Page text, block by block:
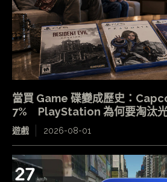
當買 Game 碟變成歷史：
7% PlayStation 為何要淘汰光
遊戲 2026-08-01